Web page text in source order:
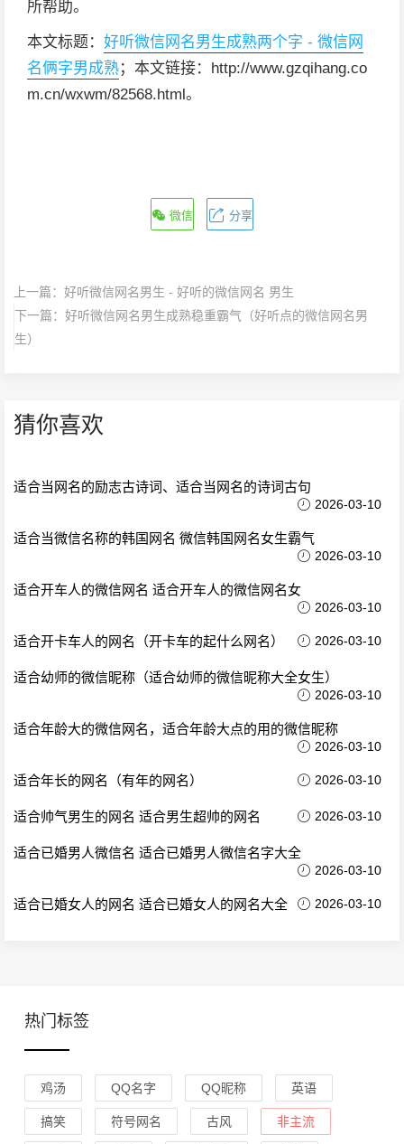
所帮助。
本文标题： 好听微信网名男生成熟两个字 - 微信网
名俩字男成熟；本文链接：http://www.gzqihang.co
m.cn/wxwm/82568.html。
微信 分享
上一篇： 好听微信网名男生 - 好听的微信网名 男生
下一篇： 好听微信网名男生成熟稳重霸气（好听点的微信网名男
生）
猜你喜欢
适合当网名的励志古诗词、适合当网名的诗词古句
2026-03-10
适合当微信名称的韩国网名 微信韩国网名女生霸气
2026-03-10
适合开车人的微信网名 适合开车人的微信网名女
2026-03-10
适合开卡车人的网名（开卡车的起什么网名） 2026-03-10
适合幼师的微信昵称（适合幼师的微信昵称大全女生）
2026-03-10
适合年龄大的微信网名，适合年龄大点的用的微信昵称
2026-03-10
适合年长的网名（有年的网名） 2026-03-10
适合帅气男生的网名 适合男生超帅的网名 2026-03-10
适合已婚男人微信名 适合已婚男人微信名字大全
2026-03-10
适合已婚女人的网名 适合已婚女人的网名大全 2026-03-10
热门标签
鸡汤 QQ名字 QQ昵称 英语
搞笑 符号网名 古风 非主流